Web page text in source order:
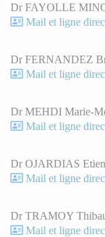
Dr FAYOLLE
Mail et ligne
Dr FERNANDEZ
Mail et ligne
Dr MEHDI Marie-
Mail et ligne
Dr OJARDIAS
Mail et ligne
Dr TRAMOY
Mail et ligne